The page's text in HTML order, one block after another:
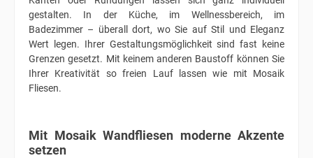
gestalten. In der Küche, im Wellnessbereich, im
Badezimmer – überall dort, wo Sie auf Stil und Eleganz
Wert legen. Ihrer Gestaltungsmöglichkeit sind fast keine
Grenzen gesetzt. Mit keinem anderen Baustoff können Sie
Ihrer Kreativität so freien Lauf lassen wie mit Mosaik
Fliesen.
Mit Mosaik Wandfliesen moderne Akzente
setzen